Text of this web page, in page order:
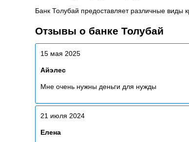
Банк Толубай предоставляет различные виды
Отзывы о банке Толубай
15 мая 2025
Айэлес
Мне очень нужны деньги для нужды
21 июля 2024
Елена